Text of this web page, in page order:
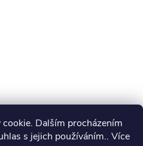
Dalším procházením
s jejich používáním.. Více